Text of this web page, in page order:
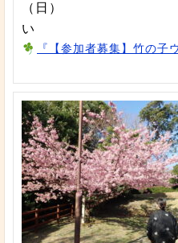
（日）
い
『【参加者募集】竹の子